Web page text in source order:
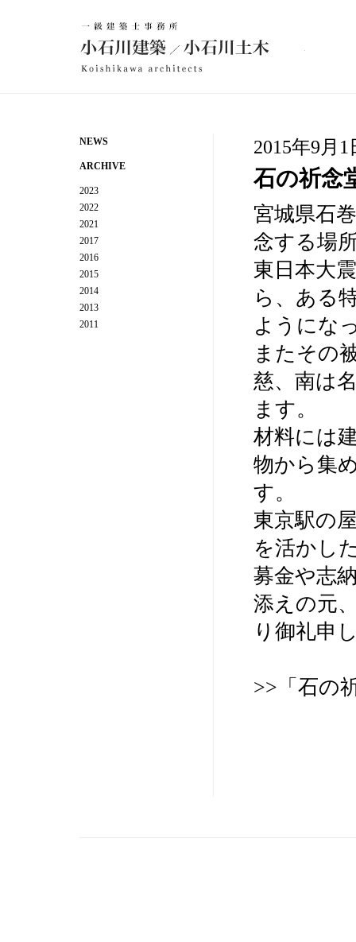
NEWS
ARCHIVE
2023
2022
2021
2017
2016
2015
2014
2013
2011
2015年9月1
石の祈念
宮城県石
念する場
東日本大
ら、ある
ようにな
またその
慈、南は
ます。
材料には
物から集
す。
東京駅の
を活かし
募金や志
添えの元
り御礼申
>>「石の